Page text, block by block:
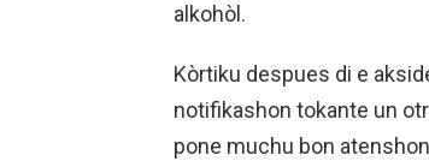
alkohòl.
Kòrtiku despues di e
notifikashon tokante un
pone muchu bon